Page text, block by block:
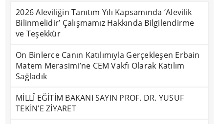
2026 Aleviliğin Tanıtım Yılı Kapsamında ‘Alevilik
Bilinmelidir’ Çalışmamız Hakkında Bilgilendirme
ve Teşekkür
On Binlerce Canın Katılımıyla Gerçekleşen Erbain
Matem Merasimi’ne CEM Vakfı Olarak Katılım
Sağladık
MİLLÎ EĞİTİM BAKANI SAYIN PROF. DR. YUSUF
TEKİN’E ZİYARET